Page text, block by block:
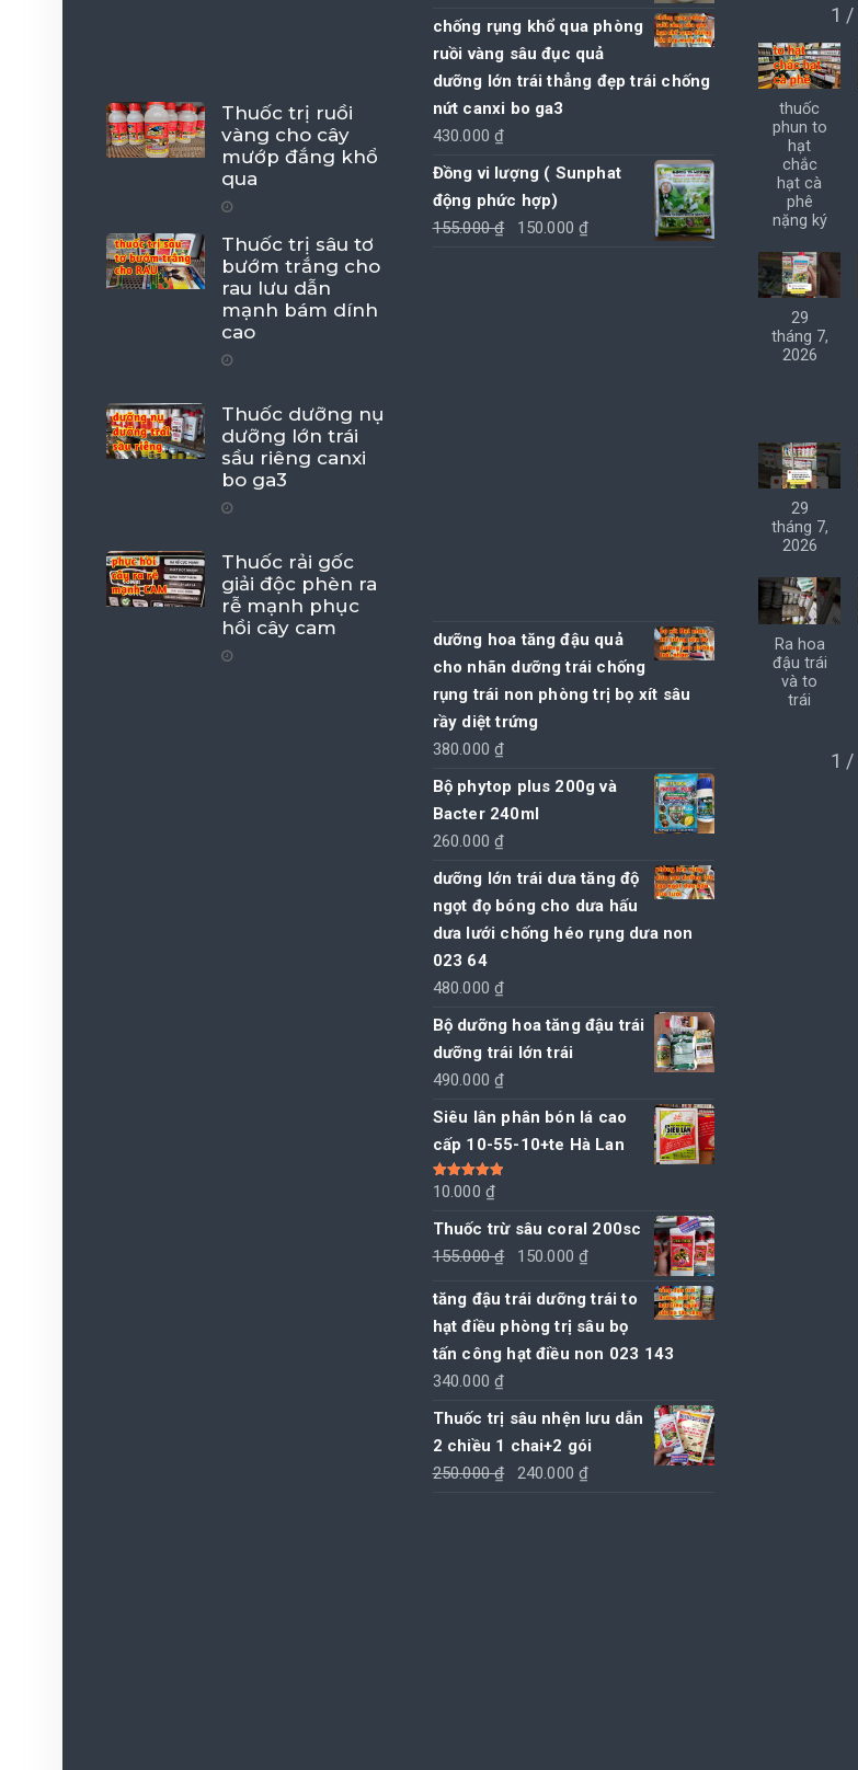
Thuốc trị ruồi
vàng cho cây
mướp đắng khổ
qua
Thuốc trị sâu tơ
bướm trắng cho
rau lưu dẫn
mạnh bám dính
cao
Thuốc dưỡng nụ
dưỡng lớn trái
sầu riêng canxi
bo ga3
Thuốc rải gốc
giải độc phèn ra
rễ mạnh phục
hồi cây cam
chống rụng khổ qua phòng
ruồi vàng sâu đục quả
dưỡng lớn trái thẳng đẹp trái chống
nứt canxi bo ga3
430.000₫
Đồng vi lượng ( Sunphat
động phức hợp)
155.000₫
Giá
150.000₫
dưỡng hoa tăng đậu quả
cho nhãn dưỡng trái chống
rụng trái non phòng trị bọ xít sâu
rầy diệt trứng
380.000₫
Bộ phytop plus 200g và
Bacter 240ml
260.000₫
dưỡng lớn trái dưa tăng độ
ngọt đọ bóng cho dưa hấu
dưa lưới chống héo rụng dưa non
023 64
480.000₫
Bộ dưỡng hoa tăng đậu trái
dưỡng trái lớn trái
490.000₫
Siêu lân phân bón lá cao
cấp 10-55-10+te Hà Lan
Được xếp
5.005
10.000 ₫
Thuốc trừ sâu coral 200sc
155.000₫
Giá
là:
155.000 ₫.
150.000₫
tại
là:
150.000 ₫.
tăng đậu trái dưỡng trái to
hạt điều phòng trị sâu bọ
tấn công hạt điều non 023 143
340.000₫
Thuốc trị sâu nhện lưu dẫn
2 chiều 1 chai+2 gói
250.000₫
Giá
240.000₫
1 /
thuốc
phun to
hạt
chắc
hạt cà
phê
nặng ký
29
tháng 7,
2026
29
tháng 7,
2026
Ra hoa
đậu trái
và to
trái
1 /